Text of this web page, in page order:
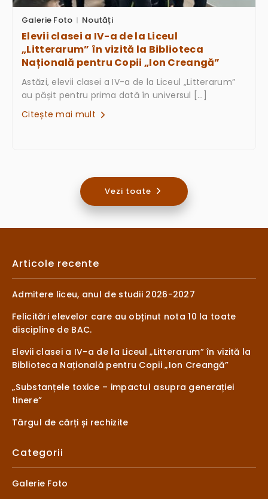
Galerie Foto Noutăți
Elevii clasei a IV-a de la Liceul
„Litterarum” în vizită la Biblioteca
Națională pentru Copii „Ion Creangă”
Astăzi, elevii clasei a IV-a de la Liceul „Litterarum”
au pășit pentru prima dată în universul […]
Citește mai mult
Vezi toate
Articole recente
Admitere liceu, anul de studii 2026-2027
Felicitări elevelor care au obținut nota 10 la toate
discipline de BAC.
Elevii clasei a IV-a de la Liceul „Litterarum” în vizită la
Biblioteca Națională pentru Copii „Ion Creangă”
„Substanțele toxice – impactul asupra generației
tinere”
Târgul de cărți și rechizite
Categorii
Galerie Foto